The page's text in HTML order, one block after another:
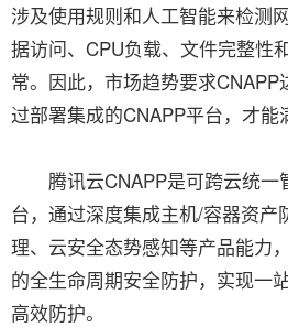
涉及使用规则和人工智能来检测
据访问、CPU负载、文件完整性
常。因此，市场趋势要求
过部署集成的CNAPP平台，才能
腾讯云CNAPP是可跨云统一
台，通过深度集成主机/容器资产
理、云安全态势感知等产品能力
的全生命周期安全防护，实现一
高效防护。